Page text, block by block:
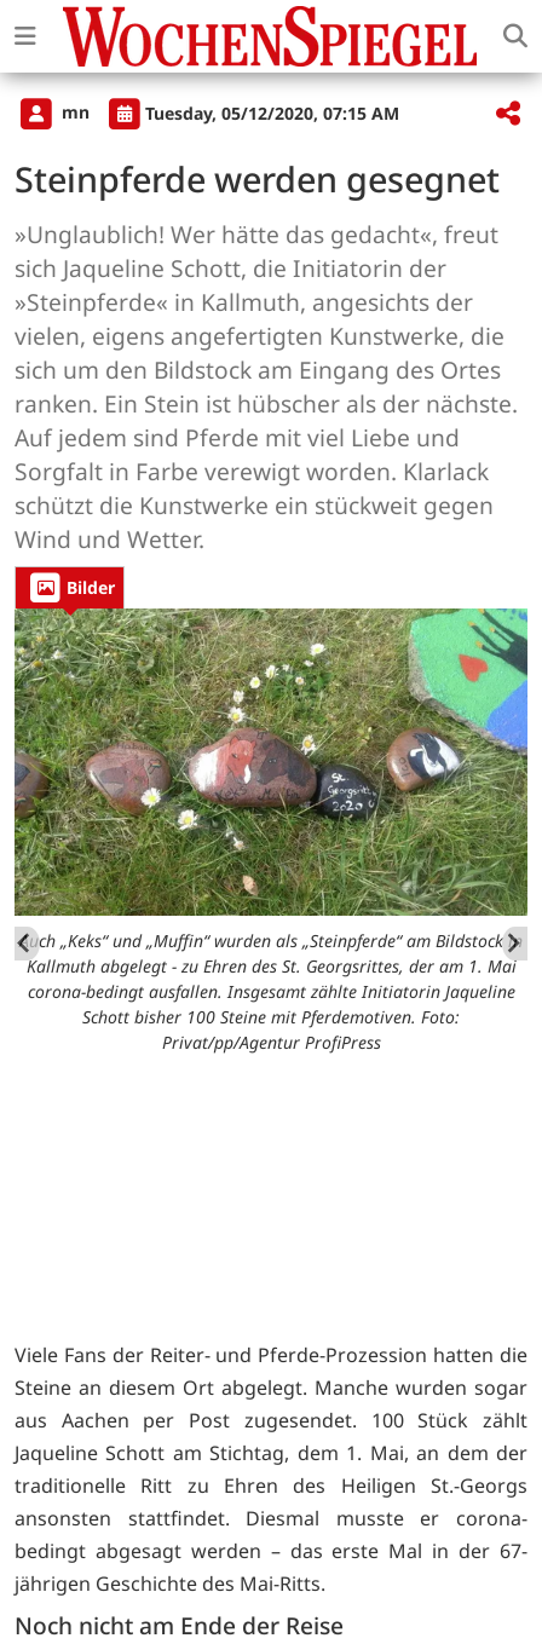
mn Tuesday, 05/12/2020, 07:15 AM
Steinpferde werden gesegnet
»Unglaublich! Wer hätte das gedacht«, freut
sich Jaqueline Schott, die Initiatorin der
»Steinpferde« in Kallmuth, angesichts der
vielen, eigens angefertigten Kunstwerke, die
sich um den Bildstock am Eingang des Ortes
ranken. Ein Stein ist hübscher als der nächste.
Auf jedem sind Pferde mit viel Liebe und
Sorgfalt in Farbe verewigt worden. Klarlack
schützt die Kunstwerke ein stückweit gegen
Wind und Wetter.
Bilder
Auch „Keks“ und „Muffin“ wurden als „Steinpferde“ am Bildstock in
Kallmuth abgelegt - zu Ehren des St. Georgsrittes, der am 1. Mai
corona-bedingt ausfallen. Insgesamt zählte Initiatorin Jaqueline
Schott bisher 100 Steine mit Pferdemotiven. Foto:
Privat/pp/Agentur ProfiPress
Viele Fans der Reiter- und Pferde-Prozession hatten die
Steine an diesem Ort abgelegt. Manche wurden sogar
aus Aachen per Post zugesendet. 100 Stück zählt
Jaqueline Schott am Stichtag, dem 1. Mai, an dem der
traditionelle Ritt zu Ehren des Heiligen St.-Georgs
ansonsten stattfindet. Diesmal musste er corona-
bedingt abgesagt werden – das erste Mal in der 67-
jährigen Geschichte des Mai-Ritts.
Noch nicht am Ende der Reise